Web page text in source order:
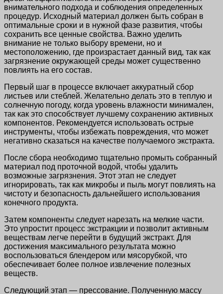
внимательного подхода и соблюдения определенных
процедур. Исходный материал должен быть собран в
оптимальные сроки и в нужной фазе развития, чтобы
сохранить все ценные свойства. Важно уделить
внимание не только выбору времени, но и
местоположению, где произрастает данный вид, так как
загрязнение окружающей среды может существенно
повлиять на его состав.
Первый шаг в процессе включает аккуратный сбор
листьев или стеблей. Желательно делать это в теплую и
солнечную погоду, когда уровень влажности минимален,
так как это способствует лучшему сохранению активных
компонентов. Рекомендуется использовать острые
инструменты, чтобы избежать повреждения, что может
негативно сказаться на качестве получаемого экстракта.
После сбора необходимо тщательно промыть собранный
материал под проточной водой, чтобы удалить
возможные загрязнения. Этот этап не следует
игнорировать, так как микробы и пыль могут повлиять на
чистоту и безопасность дальнейшего использования
конечного продукта.
Затем компоненты следует нарезать на мелкие части.
Это упростит процесс экстракции и позволит активным
веществам легче перейти в будущий экстракт. Для
достижения максимального результата можно
воспользоваться блендером или мясорубкой, что
обеспечивает более полное извлечение полезных
веществ.
Следующий этап — прессование. Полученную массу